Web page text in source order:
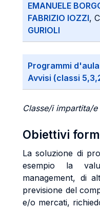
EMANUELE
FABRIZIO IOZZI,
GURIOLI
Programmi
Avvisi (classi
Classe/i impartita/
Obiettivi
La soluzione di
esempio la
management, di
previsione del
e/o mercati,